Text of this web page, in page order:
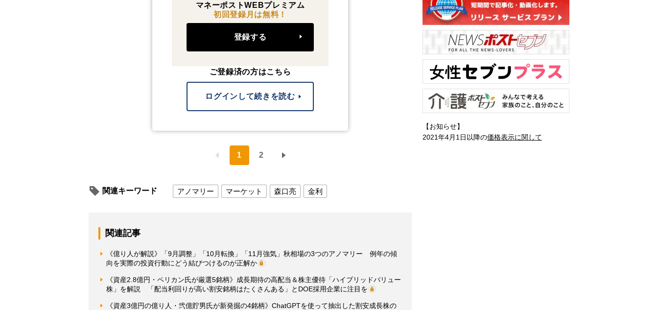
マネーポストWEBプレミアム
初回登録月は無料！
登録する
ご登録済の方はこちら
ログインして続きを読む
1 2
関連キーワード アノマリー マーケット 森口亮 金利
関連記事
《億り人が解説》「9月調整」「10月転換」「11月強気」秋相場の3つのアノマリー 例年の傾
向を実際の投資行動にどう結びつけるのが正解か
《資産2.8億円・ペリカン氏が厳選5銘柄》成長期待の高配当＆株主優待「ハイブリッドバリュー
株」を解説 「配当利回りが高い割安銘柄はたくさんある」とDOE採用企業に注目を
《資産3億円の億り人・弐億貯男氏が新発掘の4銘柄》ChatGPTを使って抽出した割安成長株の
【お知らせ】
2021年4月1日以降の価格表示に関して